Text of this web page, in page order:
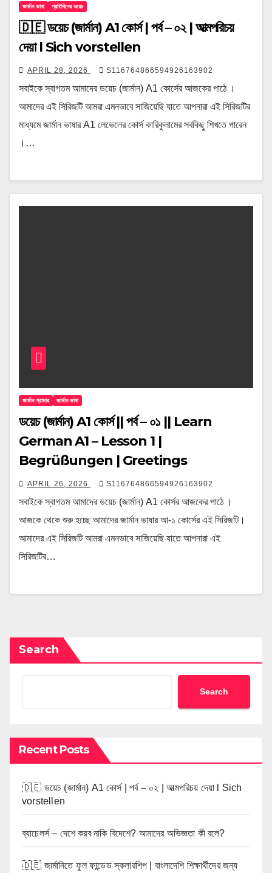
জার্মান ভাষা প্রতিদিনের ডয়েচ
🇩🇪 ডয়েচ (জার্মান) A1 কোর্স | পর্ব – ০২ | আত্মপরিচয়
দেয়া l Sich vorstellen
APRIL 28, 2026 S116764866594926163902
সবাইকে স্বাগতম আমাদের ডয়েচ (জার্মান) A1 কোর্সের আজকের পাঠে ।
আমাদের এই সিরিজটি আমরা এমনভাবে সাজিয়েছি যাতে আপনারা এই সিরিজটির
মাধ্যমে জার্মান ভাষার A1 লেভেলের কোর্স কারিকুলামের সবকিছু শিখতে পারেন
।…
জার্মান গ্রামার জার্মান ভাষা
ডয়েচ (জার্মান) A1 কোর্স || পর্ব – ০১ || Learn
German A1 – Lesson 1 |
Begrüßungen | Greetings
APRIL 26, 2026 S116764866594926163902
সবাইকে স্বাগতম আমাদের ডয়েচ (জার্মান) A1 কোর্সর আজকের পাঠে ।
আজকে থেকে শুরু হচ্ছে আমাদের জার্মান ভাষার আ-১ কোর্সের এই সিরিজটি।
আমাদের এই সিরিজটি আমরা এমনভাবে সাজিয়েছি যাতে আপনারা এই
সিরিজটির…
Search
Search
Recent Posts
🇩🇪 ডয়েচ (জার্মান) A1 কোর্স | পর্ব – ০২ | আত্মপরিচয় দেয়া l Sich
vorstellen
ব্যাচেলর্স – দেশে করব নাকি বিদেশে? আমাদের অভিজ্ঞতা কী বলে?
🇩🇪 জার্মানিতে ফুল ফান্ডেড স্কলারশিপ | বাংলাদেশি শিক্ষার্থীদের জন্য